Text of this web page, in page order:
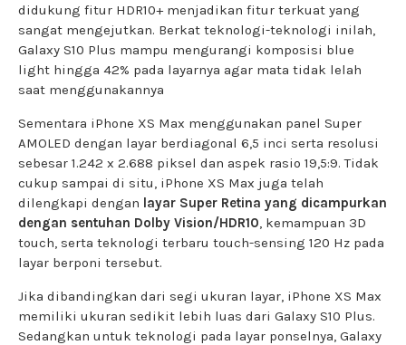
didukung fitur HDR10+ menjadikan fitur terkuat yang
sangat mengejutkan. Berkat teknologi-teknologi inilah,
Galaxy S10 Plus mampu mengurangi komposisi blue
light hingga 42% pada layarnya agar mata tidak lelah
saat menggunakannya
Sementara iPhone XS Max menggunakan panel Super
AMOLED dengan layar berdiagonal 6,5 inci serta resolusi
sebesar 1.242 x 2.688 piksel dan aspek rasio 19,5:9. Tidak
cukup sampai di situ, iPhone XS Max juga telah
dilengkapi dengan layar Super Retina yang dicampurkan
dengan sentuhan Dolby Vision/HDR10 , kemampuan 3D
touch, serta teknologi terbaru touch-sensing 120 Hz pada
layar berponi tersebut.
Jika dibandingkan dari segi ukuran layar, iPhone XS Max
memiliki ukuran sedikit lebih luas dari Galaxy S10 Plus.
Sedangkan untuk teknologi pada layar ponselnya, Galaxy